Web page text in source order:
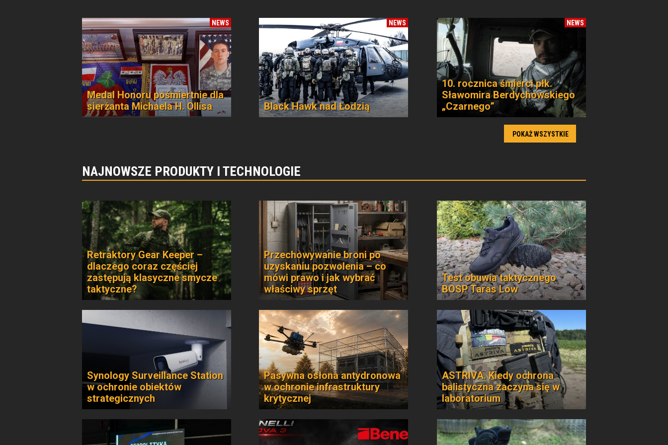
NEWS
Medal Honoru pośmiertnie dla
sierżanta Michaela H. Ollisa
NEWS
Black Hawk nad Łodzią
NEWS
10. rocznica śmierci płk.
Sławomira Berdychowskiego
„Czarnego”
POKAŻ WSZYSTKIE
NAJNOWSZE PRODUKTY I TECHNOLOGIE
Retraktory Gear Keeper –
dlaczego coraz częściej
zastępują klasyczne smycze
taktyczne?
Przechowywanie broni po
uzyskaniu pozwolenia – co
mówi prawo i jak wybrać
właściwy sprzęt
Test obuwia taktycznego
BOSP Taras Low
Synology Surveillance Station
w ochronie obiektów
strategicznych
Pasywna osłona antydronowa
w ochronie infrastruktury
krytycznej
ASTRIVA. Kiedy ochrona
balistyczna zaczyna się w
laboratorium